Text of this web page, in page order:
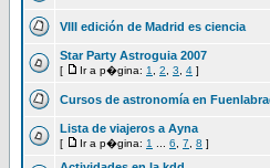
VIII edición de Madrid es ciencia
Star Party Astroguia 2007
[ Ir a p�gina: 1 2 3 4 ]
Cursos de astronomía en
Lista de viajeros a Ayna
[ Ir a p�gina: 1 6 7 8 ]